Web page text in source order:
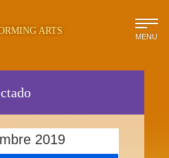
ARTS MENU
2019